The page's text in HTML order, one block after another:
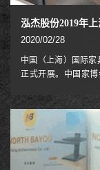
泓杰股份2019年
2020/02/28
中国（上海）国际家
正式开展。中国家
经济最有活力的珠
博会覆盖大家居全产
用及酒店家具、家具
海内外顶尖品牌企
布、商贸首选平台